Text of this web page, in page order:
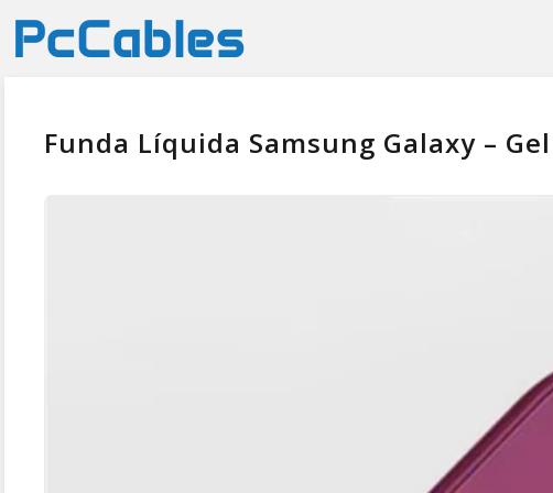
Funda Líquida Samsung Galaxy –